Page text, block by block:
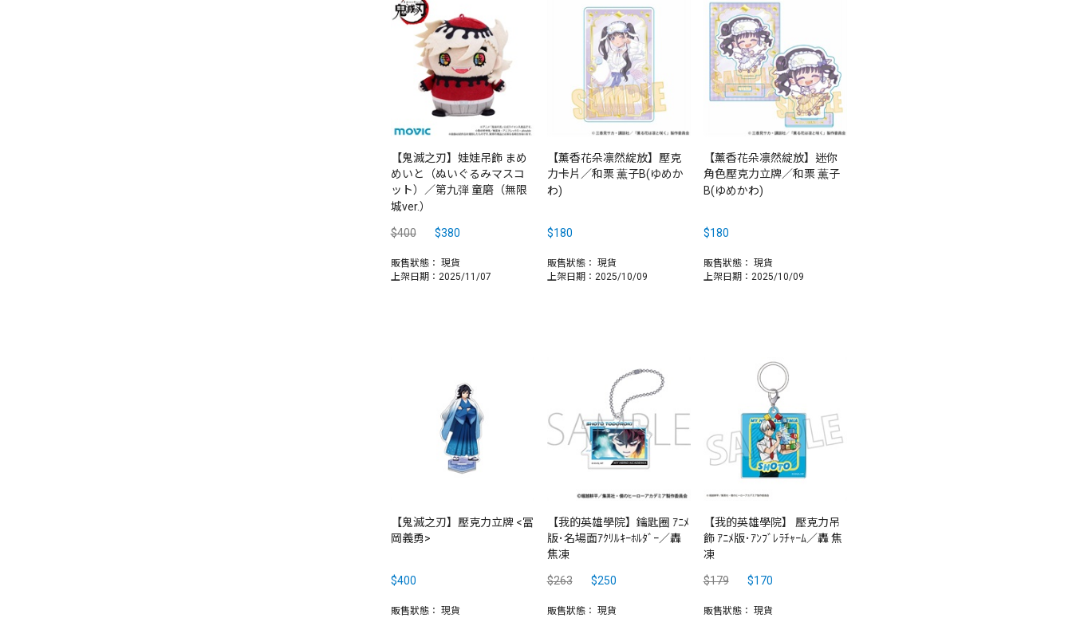
【鬼滅之刃】娃娃吊飾 まめ
めいと（ぬいぐるみマスコ
ット）／第九弾 童磨（無限
城ver.）
$400 $380
販售狀態： 現貨
上架日期：2025/11/07
【薰香花朵凛然綻放】壓克
力卡片／和栗 薫子B(ゆめか
わ)
$180
販售狀態： 現貨
上架日期：2025/10/09
【薰香花朵凛然綻放】迷你
角色壓克力立牌／和栗 薫子
B(ゆめかわ)
$180
販售狀態： 現貨
上架日期：2025/10/09
【鬼滅之刃】壓克力立牌 <冨
岡義勇>
$400
販售狀態： 現貨
【我的英雄學院】鑰匙圈 ｱﾆﾒ
版･名場面ｱｸﾘﾙｷｰﾎﾙﾀﾞｰ／轟
焦凍
$263 $250
販售狀態： 現貨
【我的英雄學院】 壓克力吊
飾 ｱﾆﾒ版･ｱﾝﾌﾞﾚﾗﾁｬｰﾑ／轟 焦
凍
$179 $170
販售狀態： 現貨